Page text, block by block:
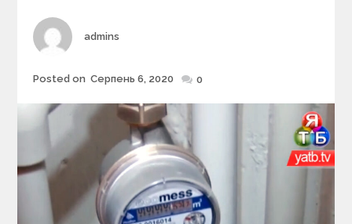
Author
admins
Posted
Posted on Серпень 6, 2020 0